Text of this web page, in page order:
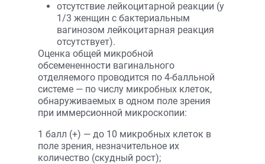
отсутствие лейкоцитарной реакции (у
1/3 женщин с бактериальным
вагинозом лейкоцитарная реакция
отсут­ствует).
Оценка общей микробной
обсемененности вагинального
отделяемого проводится по 4-балльной
системе — по числу микробных клеток,
обнаруживаемых в одном поле зрения
при иммерсионной микроскопии:
1 балл (+) — до 10 микробных клеток в
поле зрения, незначительное их
количество (скудный рост);